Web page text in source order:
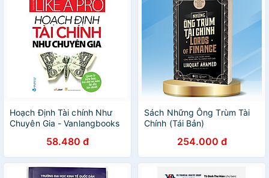
Hoạch Định Tài chính Như
Chuyên Gia - Vanlangbooks
58.480 đ
Sách Những Ông Trùm Tài
Chính (Tái Bản)
254.000 đ